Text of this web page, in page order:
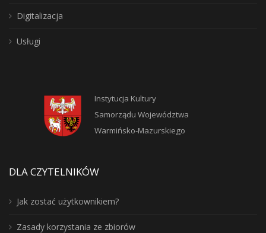
Digitalizacja
Usługi
Instytucja Kultury
Samorządu Województwa
Warmińsko-Mazurskiego
DLA CZYTELNIKÓW
Jak zostać użytkownikiem?
Zasady korzystania ze zbiorów